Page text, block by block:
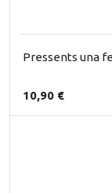
Pressents una
10,90 €